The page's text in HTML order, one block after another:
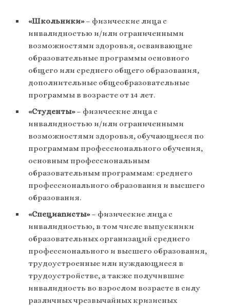
«Школьники»– физические лица с
инвалидностью и/или ограниченными
возможностями здоровья, осваивающие
образовательные программы основного
общего или среднего общего образования,
дополнительные общеобразовательные
программы в возрасте от 14 лет.
«Студенты»– физические лица с
инвалидностью и/или ограниченными
возможностями здоровья, обучающиеся по
программам профессионального обучения,
основным профессиональным
образовательным программам: среднего
профессионального образования и высшего
образования.
«Специаnисты»– физические лица с
инвалидностью, в том числе выпускники
образовательных организаций среднего
профессионального и высшего образования,
трудоустроенные или нуждающиеся в
трудоустройстве, а также получившие
инвалидность во взрослом возрасте в силу
различных чрезвычайных кризисных